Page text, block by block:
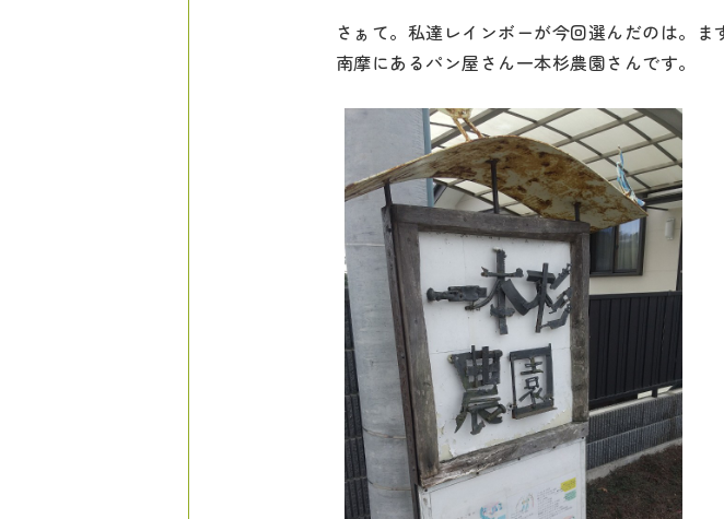
さぁて。私達レインボーが今回選んだのは。ま
南摩にあるパン屋さん一本杉農園さんです。